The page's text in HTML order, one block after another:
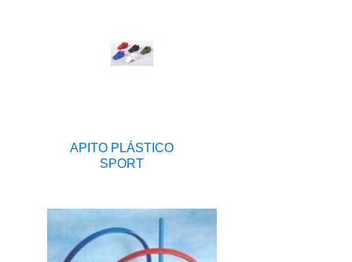
APITO PLÁSTICO
SPORT